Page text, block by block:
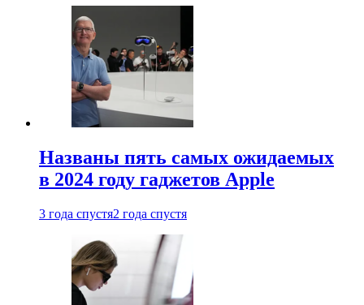
Названы пять самых ожидаемых
в 2024 году гаджетов Apple
3 года спустя2 года спустя